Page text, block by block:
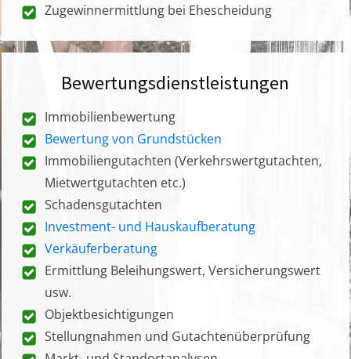
Zugewinnermittlung bei Ehescheidung
Bewertungsdienstleistungen
Immobilienbewertung
Bewertung von Grundstücken
Immobiliengutachten (Verkehrswertgutachten,
Mietwertgutachten etc.)
Schadensgutachten
Investment- und Hauskaufberatung
Verkäuferberatung
Ermittlung Beleihungswert, Versicherungswert
usw.
Objektbesichtigungen
Stellungnahmen und Gutachtenüberprüfung